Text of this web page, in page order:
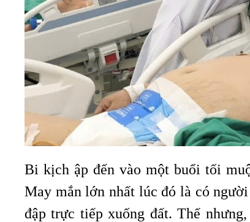
Bi kịch ập đến vào một buổi tối
May mắn lớn nhất lúc đó là có
đập trực tiếp xuống đất. Thế